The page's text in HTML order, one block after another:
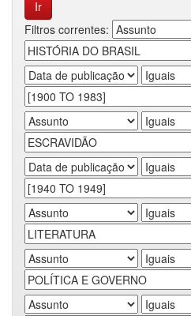
Filtros correntes: